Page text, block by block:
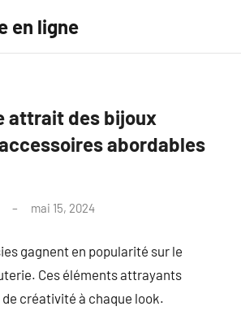
en ligne
attrait des bijoux
abordables
mai 15, 2024
gagnent en popularité sur le
Ces éléments attrayants
créativité à chaque look.